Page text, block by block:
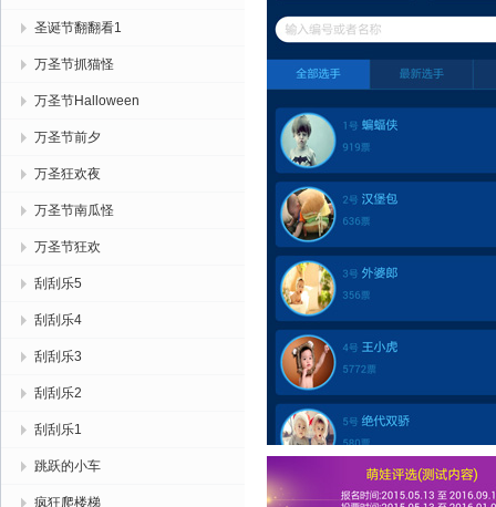
圣诞节翻翻看1
万圣节抓猫怪
万圣节Halloween
万圣节前夕
万圣狂欢夜
万圣节南瓜怪
万圣节狂欢
刮刮乐5
刮刮乐4
刮刮乐3
刮刮乐2
刮刮乐1
跳跃的小车
疯狂爬楼梯